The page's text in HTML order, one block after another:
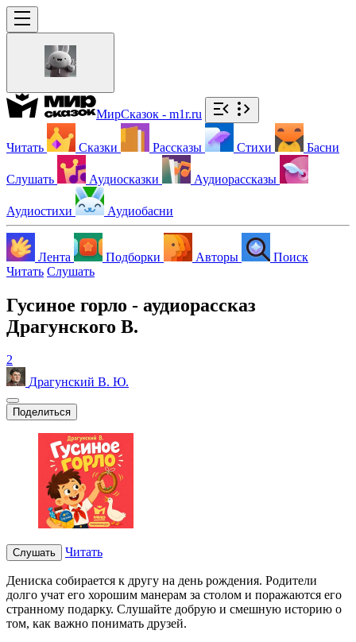
МирСказок - m1r.ru
Читать Сказки Рассказы Стихи Басни
Слушать Аудиосказки Аудиорассказы
Аудиостихи Аудиобасни
Лента Подборки Авторы
Поиск
Читать Слушать
Гусиное горло - аудиорассказ
Драгунского В.
2
Драгунский В. Ю.
Поделиться
Слушать Читать
Дениска собирается к другу на день рождения. Родители
долго учат его хорошим манерам за столом и поражаются его
странному подарку. Слушайте добрую и смешную историю о
том, как важно понимать друзей.